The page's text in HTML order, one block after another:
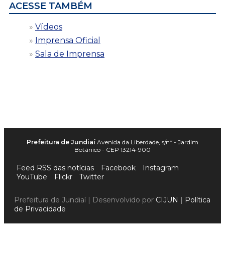
ACESSE TAMBÉM
Vídeos
Imprensa Oficial
Sala de Imprensa
Prefeitura de Jundiaí Avenida da Liberdade, s/nº - Jardim
Botânico - CEP 13214-900
Feed RSS das notícias Facebook
Instagram
YouTube
Flickr Twitter
Prefeitura de Jundiaí | Desenvolvido por CIJUN
Política
de Privacidade